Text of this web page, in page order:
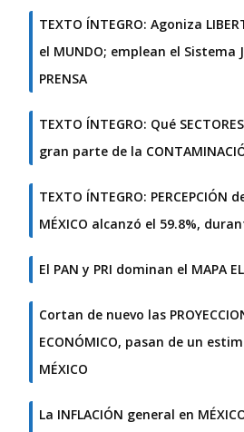
TEXTO ÍNTEGRO: Agoniza
el MUNDO; emplean el Sistema
PRENSA
TEXTO ÍNTEGRO: Qué
gran parte de la
TEXTO ÍNTEGRO: PERCEPCIÓN
MÉXICO alcanzó el 59.8%,
El PAN y PRI dominan el MAPA
Cortan de nuevo las
ECONÓMICO, pasan de un
MÉXICO
La INFLACIÓN general en